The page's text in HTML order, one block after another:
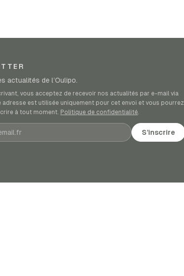
actualités de l’Oulipo.
vous acceptez de recevoir nos actualités par e-mail via
adresse est utilisée uniquement pour cet envoi et vous pourrez
à tout moment. Politique de confidentialité.
mail S’inscrire